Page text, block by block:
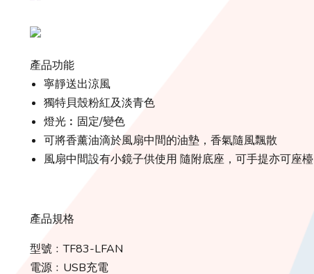
產品功能
寧靜送出涼風
獨特貝殼粉紅及淡青色
燈光︰固定/變色
可將香薰油滴於風扇中間的油墊，香氣隨風飄散
風扇中間設有小鏡子供使用 隨附底座，可手提亦可座檯
產品規格
型號﹕TF83-LFAN
電源﹕USB充電